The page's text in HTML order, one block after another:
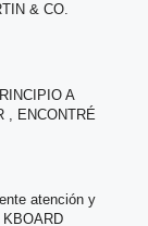
& CO.
A
, ENCONTRÉ
atención y